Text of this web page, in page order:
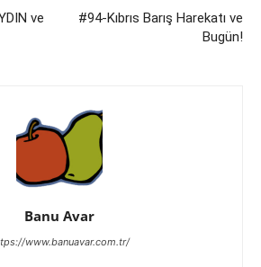
ve
#94-Kıbrıs Barış Harekatı ve
Bugün!
Banu Avar
www.banuavar.com.tr/